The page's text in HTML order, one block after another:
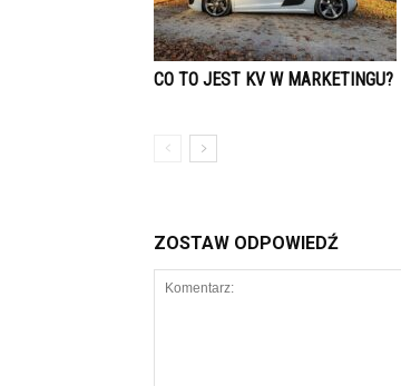
CO TO JEST KV W MARKETINGU?
ZOSTAW ODPOWIEDŹ